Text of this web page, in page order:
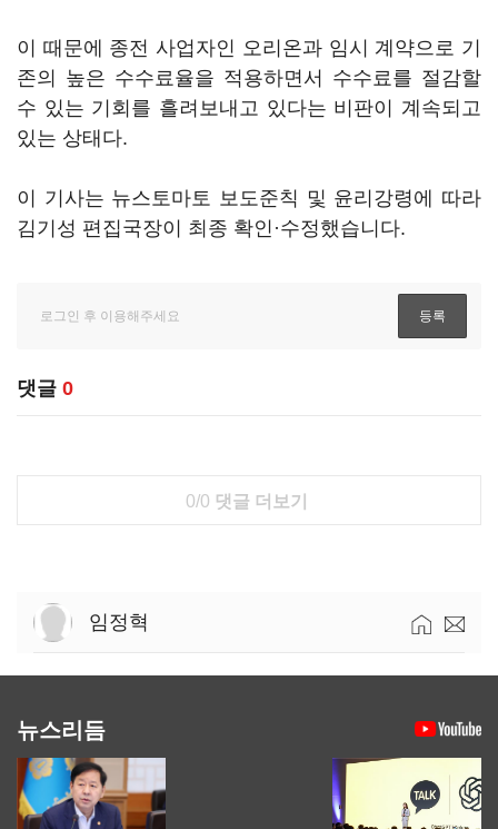
이 때문에 종전 사업자인 오리온과 임시 계약으로 기
존의 높은 수수료율을 적용하면서 수수료를 절감할
수 있는 기회를 흘려보내고 있다는 비판이 계속되고
있는 상태다.
이 기사는 뉴스토마토 보도준칙 및 윤리강령에 따라
김기성 편집국장이 최종 확인·수정했습니다.
댓글 0
0/0 댓글 더보기
임정혁
뉴스리듬